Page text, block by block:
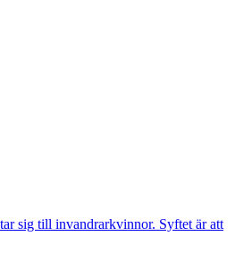
sig till invandrarkvinnor. Syftet är att